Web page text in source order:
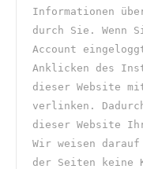
Informationen
durch Sie. Wenn
Account
Anklicken des
dieser Website
verlinken.
dieser Website
Wir weisen
der Seiten keine